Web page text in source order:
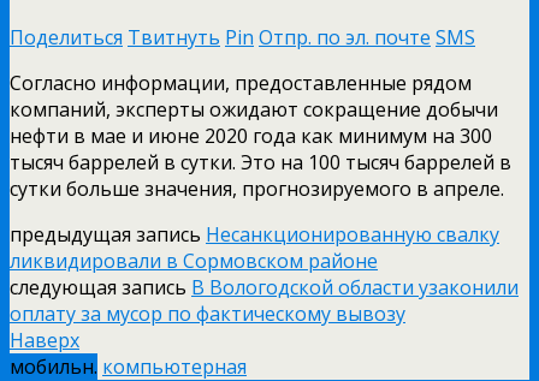
Поделиться Твитнуть Pin Отпр. по эл. почте SMS
Согласно информации, предоставленные рядом
компаний, эксперты ожидают сокращение добычи
нефти в мае и июне 2020 года как минимум на 300
тысяч баррелей в сутки. Это на 100 тысяч баррелей в
сутки больше значения, прогнозируемого в апреле.
предыдущая запись Несанкционированную свалку
ликвидировали в Сормовском районе
следующая запись В Вологодской области узаконили
оплату за мусор по фактическому вывозу
Наверх
мобильн. компьютерная